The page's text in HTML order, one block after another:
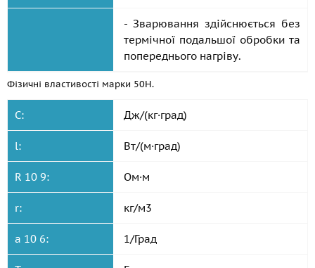
- Зварювання здійснюється без
термічної подальшої обробки та
попереднього нагріву.
Фізичні властивості марки 50Н.
C: Дж/(кг·град)
l: Вт/(м·град)
R 10 9: Ом·м
r: кг/м3
a 10 6: 1/Град